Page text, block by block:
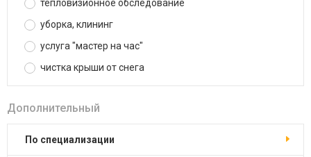
тепловизионное обследование
уборка, клининг
услуга "мастер на час"
чистка крыши от снега
Дополнительный
по специализации